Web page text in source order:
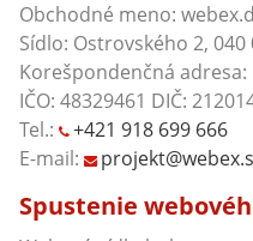
Obchodné meno:
Sídlo: Ostrovského 2, 040
Korešpondenčná adresa:
IČO: 48329461 DIČ:
Tel.:
+421 918 699 666
E-mail:
Spustenie